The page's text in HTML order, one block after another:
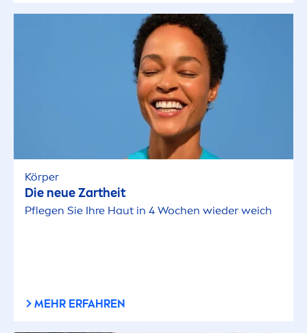
Körper
Die neue Zartheit
Pflegen Sie Ihre Haut in 4 Wochen wieder weich
MEHR ERFAHREN